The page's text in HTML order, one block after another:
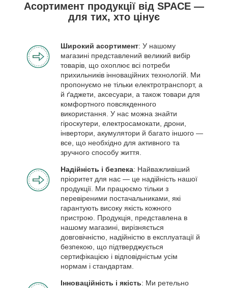
Асортимент продукції від SPACE —
для тих, хто цінує
Широкий асортимент: У нашому
магазині представлений великий вибір
товарів, що охоплює всі потреби
прихильників інноваційних технологій. Ми
пропонуємо не тільки електротранспорт, а
й ґаджети, аксесуари, а також товари для
комфортного повсякденного
використання. У нас можна знайти
гіроскутери, електросамокати, дрони,
інвертори, акумулятори й багато іншого —
все, що необхідно для активного та
зручного способу життя.
Надійність і безпека: Найважливіший
пріоритет для нас — це надійність нашої
продукції. Ми працюємо тільки з
перевіреними постачальниками, які
гарантують високу якість кожного
пристрою. Продукція, представлена в
нашому магазині, вирізняється
довговічністю, надійністю в експлуатації й
безпекою, що підтверджується
сертифікацією і відповідністьм усім
нормам і стандартам.
Інноваційність і якість: Ми ретельно